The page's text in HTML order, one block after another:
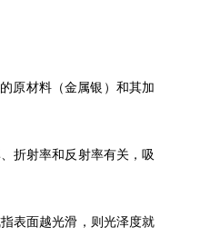
原材料（金属银）和其加
折射率和反射率有关，吸
表面越光滑，则光泽度就